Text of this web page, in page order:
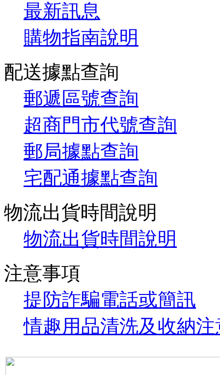
最新訊息
購物指南說明
配送據點查詢
郵遞區號查詢
超商門市代號查詢
郵局據點查詢
宅配通據點查詢
物流出貨時間說明
物流出貨時間說明
注意事項
提防詐騙電話或簡訊
情趣用品清洗及收納